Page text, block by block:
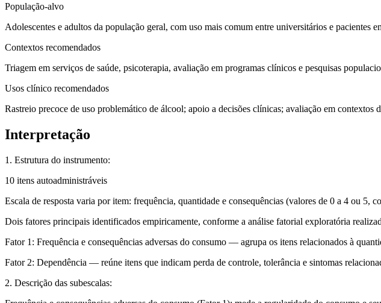
População-alvo
Adolescentes e adultos da população geral, com uso mais comum entre universitários e pacientes
Contextos recomendados
Triagem em serviços de saúde, psicoterapia, avaliação em programas clínicos e pesquisas
Usos clínico recomendados
Rastreio precoce de uso problemático de álcool; apoio a decisões clínicas; avaliação em contextos
Interpretação
1. Estrutura do instrumento:
10 itens autoadministráveis
Escala de resposta varia por item: frequência, quantidade e consequências (valores de 0 a 4 ou 5,
Dois fatores principais identificados empiricamente, conforme a análise fatorial exploratória
Fator 1: Frequência e consequências adversas do consumo — agrupa os itens relacionados à
Fator 2: Dependência — reúne itens que indicam perda de controle, tolerância e sintomas
2. Descrição das subescalas: